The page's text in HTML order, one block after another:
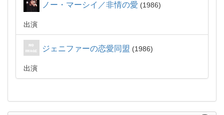
ノー・マーシイ／非情の愛 1986
出演
ジェニファーの恋愛同盟 1986
出演